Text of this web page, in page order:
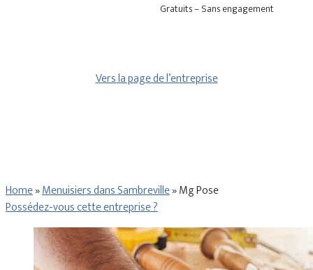
Gratuits – Sans engagement
Vers la page de l’entreprise
Home»Menuisiers dans Sambreville»Mg Pose
Possédez-vous cette entreprise ?